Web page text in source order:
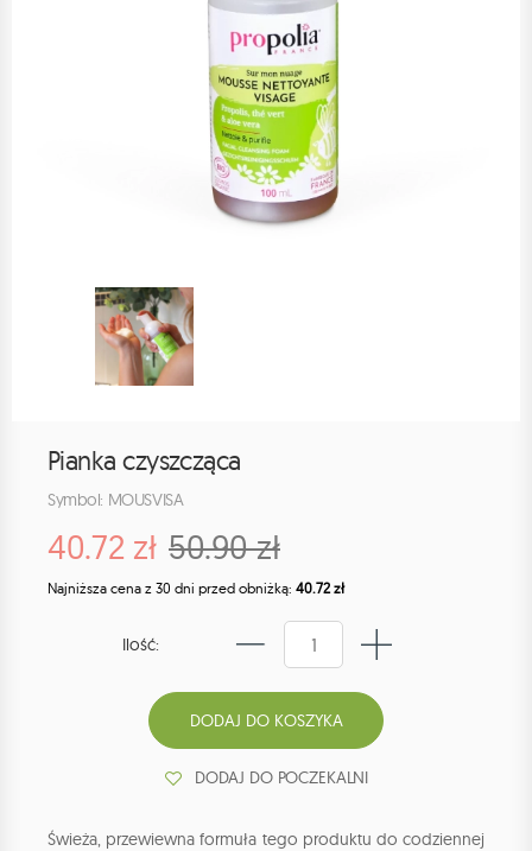
Pianka czyszcząca
Symbol: MOUSVISA
40.72 zł 50.90 zł
Najniższa cena z 30 dni przed obniżką: 40.72 zł
Ilość:
DODAJ DO POCZEKALNI
Świeża, przewiewna formuła tego produktu do codziennej